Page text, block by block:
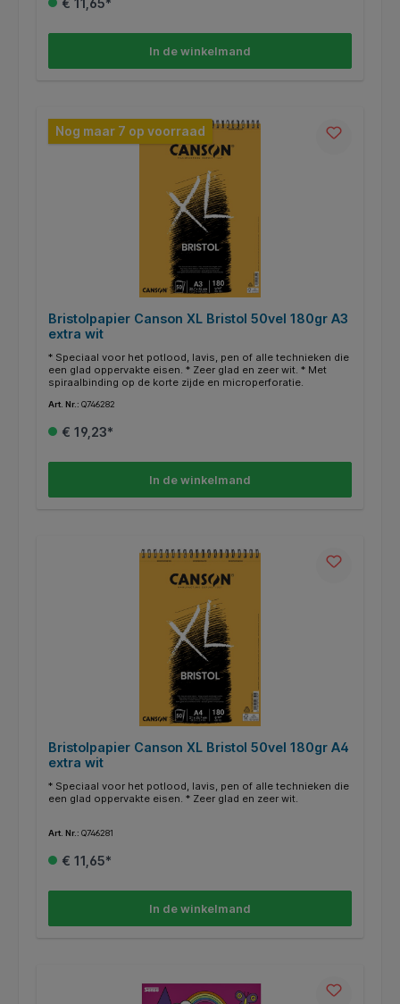
€ 11,65*
In de winkelmand
Nog maar 7 op voorraad
Bristolpapier Canson XL Bristol 50vel 180gr A3
extra wit
* Speciaal voor het potlood, lavis, pen of alle technieken die
een glad oppervakte eisen. * Zeer glad en zeer wit. * Met
spiraalbinding op de korte zijde en microperforatie.
Art. Nr.: Q746282
€ 19,23*
In de winkelmand
Bristolpapier Canson XL Bristol 50vel 180gr A4
extra wit
* Speciaal voor het potlood, lavis, pen of alle technieken die
een glad oppervakte eisen. * Zeer glad en zeer wit.
Art. Nr.: Q746281
€ 11,65*
In de winkelmand